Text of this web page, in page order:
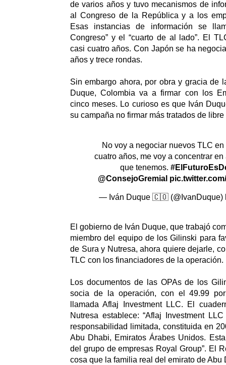
de varios años y tuvo mecanismos de
al Congreso de la República y a los
Esas instancias de información se
Congreso” y el “cuarto de al lado”. El
casi cuatro años. Con Japón se ha
años y trece rondas.
Sin embargo ahora, por obra y gracia de
Duque, Colombia va a firmar con los
cinco meses. Lo curioso es que Iván
su campaña no firmar más tratados de
No voy a negociar nuevos TLC
cuatro años, me voy a concentrar
que tenemos.
@ConsejoGremial
— Iván Duque 🇨🇴 (@IvanDuque)
El gobierno de Iván Duque, que trabajó
miembro del equipo de los Gilinski para
de Sura y Nutresa, ahora quiere dejarle,
TLC con los financiadores de la operación.
Los documentos de las OPAs de los
socia de la operación, con el 49.99
llamada Aflaj Investment LLC. El
Nutresa establece: “Aflaj Investment
responsabilidad limitada, constituida en
Abu Dhabi, Emiratos Árabes Unidos.
del grupo de empresas Royal Group”. El
cosa que la familia real del emirato de Abu